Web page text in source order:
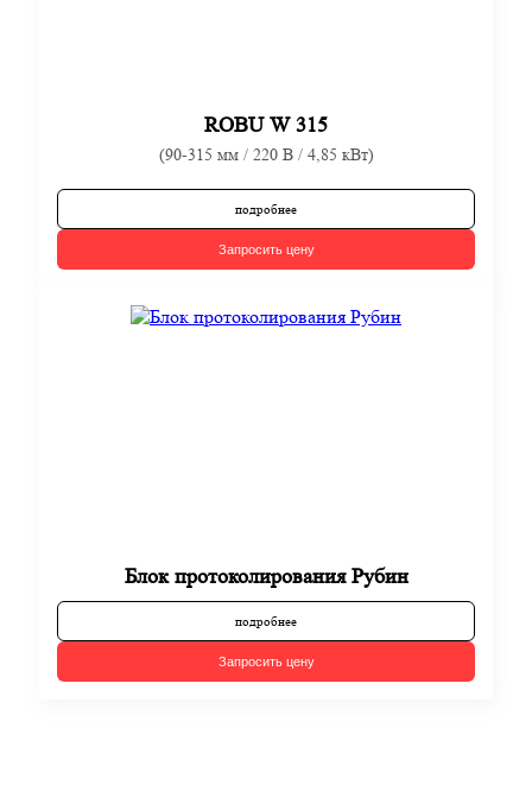
ROBU W 315
(90-315 мм / 220 В / 4,85 кВт)
подробнее
Запросить цену
Блок протоколирования Рубин
подробнее
Запросить цену